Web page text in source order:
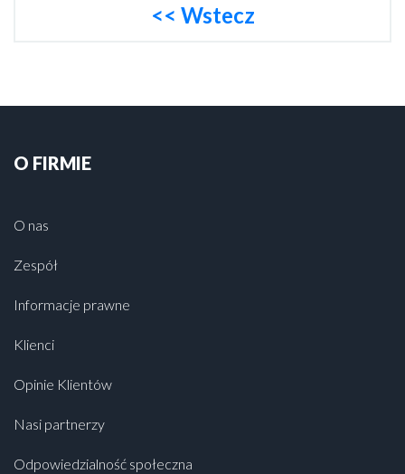
<< Wstecz
O FIRMIE
O nas
Zespół
Informacje prawne
Klienci
Opinie Klientów
Nasi partnerzy
Odpowiedzialność społeczna